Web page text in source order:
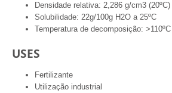
Densidade relativa: 2,286 g/cm3 (20ºC)
Solubilidade: 22g/100g H2O a 25ºC
Temperatura de decomposição: >110ºC
USES
Fertilizante
Utilização industrial